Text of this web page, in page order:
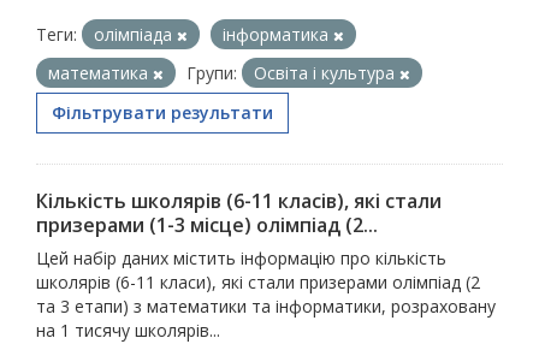
Теги: олімпіада
інформатика
математика
Групи:
Освіта і культура
Фільтрувати результати
Кількість школярів (6-11 класів), які стали
призерами (1-3 місце) олімпіад (2...
Цей набір даних містить інформацію про кількість
школярів (6-11 класи), які стали призерами олімпіад (2
та 3 етапи) з математики та інформатики, розраховану
на 1 тисячу школярів...